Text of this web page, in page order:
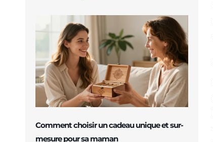
Comment choisir un cadeau unique et sur-
mesure pour sa maman